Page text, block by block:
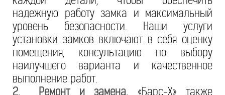
надежную работу замка и максимальный
уровень безопасности. Наши услуги
установки замков включают в себя оценку
помещения, консультацию по выбору
наилучшего варианта и качественное
выполнение работ.
2. Ремонт и замена. «Барс-Х» также